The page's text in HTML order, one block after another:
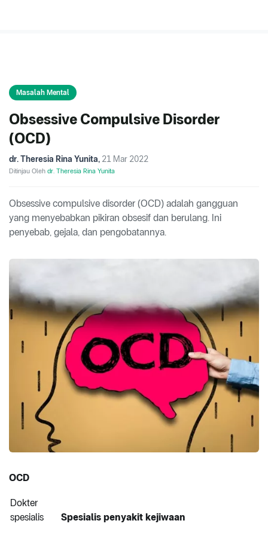
Masalah Mental
Obsessive Compulsive Disorder
(OCD)
dr. Theresia Rina Yunita, 21 Mar 2022
Ditinjau Oleh dr. Theresia Rina Yunita
Obsessive compulsive disorder (OCD) adalah gangguan
yang menyebabkan pikiran obsesif dan berulang. Ini
penyebab, gejala, dan pengobatannya.
OCD
Dokter
spesialis
Spesialis penyakit kejiwaan